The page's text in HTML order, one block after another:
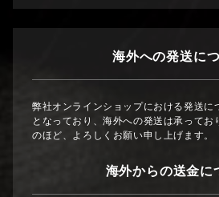
海外への発送に
弊社オンラインショップにおける発送に
となっており、海外への発送は承ってお
のほど、よろしくお願い申し上げます。
海外からの送金に